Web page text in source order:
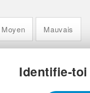
Moyen Mauvais
Identifie-